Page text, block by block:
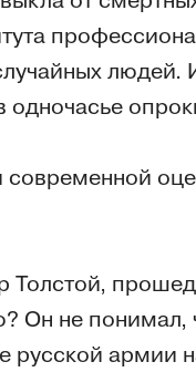
людей.
одночасье
Он не
армии